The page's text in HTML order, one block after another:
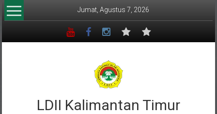
Lompat
ke
Jumat, Agustus 7, 2026
LDII Kalimantan Timur